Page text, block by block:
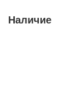
Наличие